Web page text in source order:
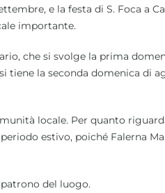
e la festa di S. Foca a
importante.
che si svolge la prima
tiene la seconda domenica di
locale. Per quanto
estivo, poiché Falerna
del luogo.